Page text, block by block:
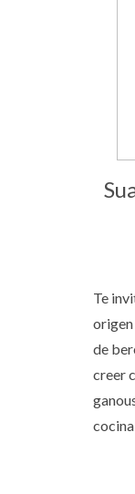
Te
origen
de
creer